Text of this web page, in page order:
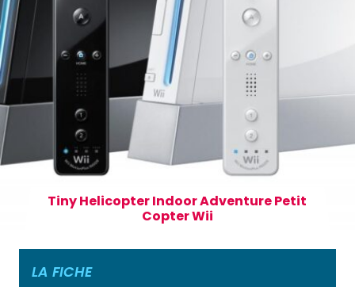
Tiny Helicopter Indoor Adventure Petit
Copter Wii
LA FICHE